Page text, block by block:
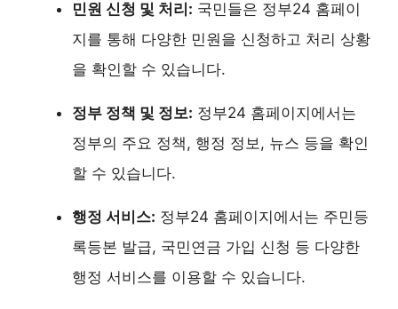
민원 신청 및 처리: 국민들은 정부24 홈페이
지를 통해 다양한 민원을 신청하고 처리 상황
을 확인할 수 있습니다.
정부 정책 및 정보: 정부24 홈페이지에서는
정부의 주요 정책, 행정 정보, 뉴스 등을 확인
할 수 있습니다.
행정 서비스: 정부24 홈페이지에서는 주민등
록등본 발급, 국민연금 가입 신청 등 다양한
행정 서비스를 이용할 수 있습니다.